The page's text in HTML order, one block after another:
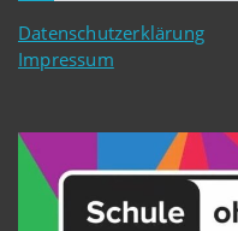
Datenschutzerklärung
Impressum